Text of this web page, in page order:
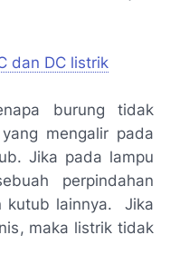
dan DC listrik
burung tidak
mengalir pada
Jika pada lampu
perpindahan
kutub lainnya. Jika
maka listrik tidak